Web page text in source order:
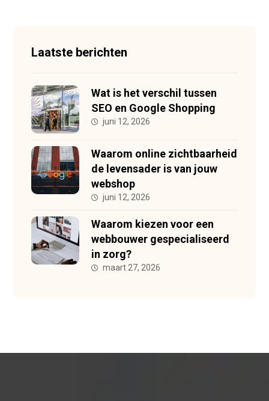
Laatste berichten
Wat is het verschil tussen
SEO en Google Shopping
juni 12, 2026
Waarom online zichtbaarheid
de levensader is van jouw
webshop
juni 12, 2026
Waarom kiezen voor een
webbouwer gespecialiseerd
in zorg?
maart 27, 2026